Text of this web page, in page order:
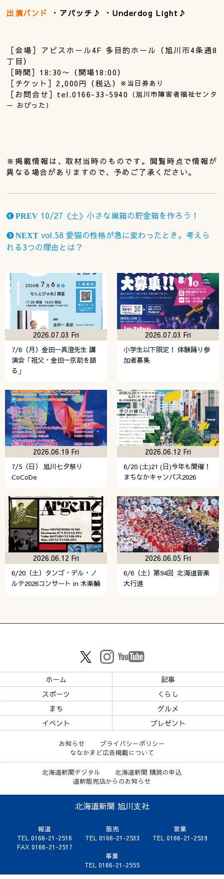
出演バンド
・アパッチ♪ ・Underdog Light♪
［会場］アピスホール4F 多目的ホール（旭川市4条通8
丁目）
［時間］18:30〜（開場18:00）
［チケット］2,000円（税込）
※当日券あり
［お問合せ］tel.0166-33-5940 （旭川市障害者福祉センタ
ー おぴった）
※掲載情報は、取材当時のものです。閲覧時点で情報が
異なる場合がありますので、予めご了承ください。
PREV 10/27《土》小さな巣箱の貯金箱を作ろう！
NEXT vol.58 愛猫の性格が急に変わったとき。考えら
れる3つの理由とは？
7/6（月）金田一真澄先生 講
演会「祖父・金田一京助を語
る」
2026.07.03 Fri
小学生以下限定！ 体験踊り参
加者募集
2026.07.03 Fri
7/5（日） 旭川七夕祭り
CoCoDe
2026.06.19 Fri
6/20 (土)21 (日)今年も開催！
まちなかキャンパス2026
2026.06.12 Fri
6/20（土）タンゴ・デル・ノ
ルテ2026コンサート in 木楽輪
2026.06.12 Fri
6/6（土）第94回 北海道音楽
大行進
2026.06.05 Fri
ホーム
記事
スポーツ
くらし
まち
グルメ
イベント
プレゼント
お知らせ
プライバシーポリシー
ななかまど広告掲載について
北海道新聞デジタル
北海道新聞 購読の申込
道新販売店からのお知らせ
北海道新聞 旭川支社
報道
TEL 0166-21-2516
FAX 0166-21-2517
販売
TEL 0166-21-2533
営業
TEL 0166-21-2539
事業
TEL 0166-21-2555